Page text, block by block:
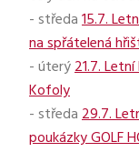
- středa15.7.
na spřátelená
- úterý21.7.
Kofoly
- středa29.7.
poukázky GOLF